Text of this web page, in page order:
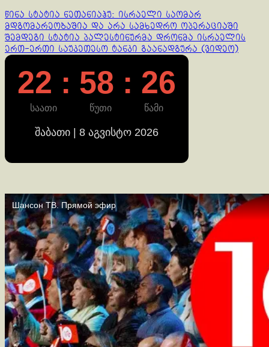
Continue
Reading
წინა სტატია ნეთანიაჰუ: ისრაელი საომარ
მდგომარეობაშია და არა სამხედრო ოპერაციაში
შემდეგი სტატია პალესტინურმა დრონმა ისრაელის
ერთ-ერთი საუკეთესო ტანკი გაანადგურა (ვიდეო)
22 : 58 : 26
საათი წუთი წამი
შაბათი | 8 აგვისტო 2026